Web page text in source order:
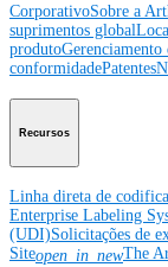
CorporativoSobre a
suprimentos global
produtoGerenciamento
conformidadePatentes
Recursos
Linha direta de
Enterprise Labeling
(UDI)Solicitações de
Siteopen_in_newThe